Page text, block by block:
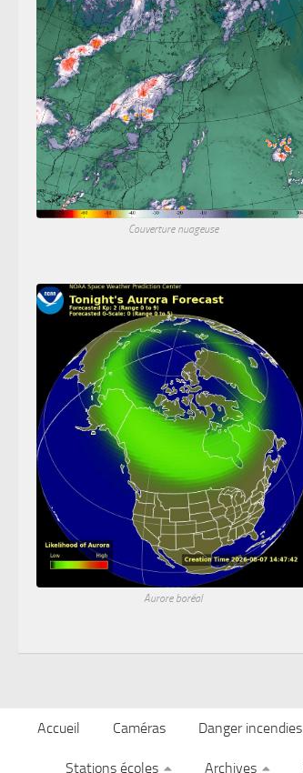
Couverture nuageuse
Aurore boréal
Accueil Caméras Danger incendies
Stations écoles Archives